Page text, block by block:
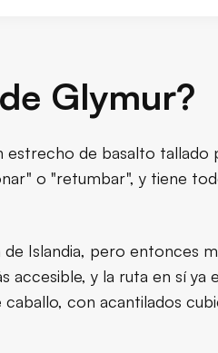
lugar de
—
Glymur?
de basalto
o "retumbar", y tiene
de Islandia, pero entonces
accesible, y la ruta en sí
con acantilados